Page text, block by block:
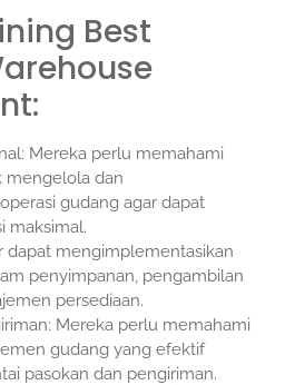
Best
Mereka perlu memahami
mengelola dan
gudang agar dapat
maksimal.
dapat mengimplementasikan
penyimpanan, pengambilan
persediaan.
Mereka perlu memahami
gudang yang efektif
pasokan dan pengiriman.